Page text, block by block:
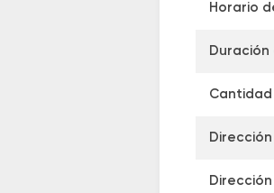
Horario
Duración